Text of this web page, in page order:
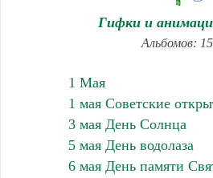
Гифки и
Альбомов:
1 Мая
1 мая Советские
3 мая День Солнца
5 мая День водолаза
6 мая День памяти